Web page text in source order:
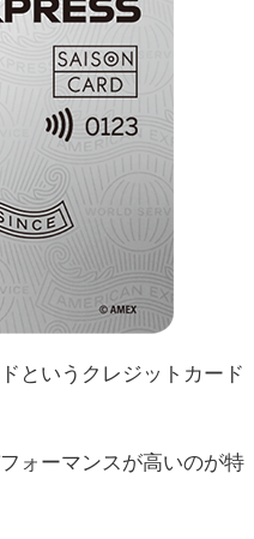
というクレジットカード
ォーマンスが高いのが特